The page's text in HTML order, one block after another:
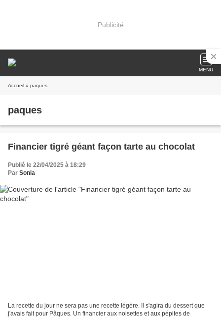
Publicité
MENU
Accueil » paques
paques
Financier tigré géant façon tarte au chocolat
Publié le 22/04/2025 à 18:29
Par Sonia
La recette du jour ne sera pas une recette légère. Il s'agira du dessert que
j'avais fait pour Pâques. Un financier aux noisettes et aux pépites de